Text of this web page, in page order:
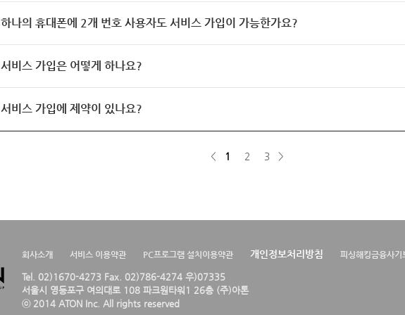
하나의 휴대폰에 2개 번호 사용자도 서비스 가입이 가능한가요?
서비스 가입은 어떻게 하나요?
서비스 가입에 제약이 있나요?
< 1 2 3 >
회사소개 서비스 이용약관 PC프로그램 설치이용약관 개인정보처리방침 피싱해킹금융사기
Tel. 02)1670-4273 Fax. 02)786-4274 우)07335
서울시 영등포구 여의대로 108 파크원타워1 26층 (주)아톤
ⓒ 2014 ATON Inc. All rights reserved